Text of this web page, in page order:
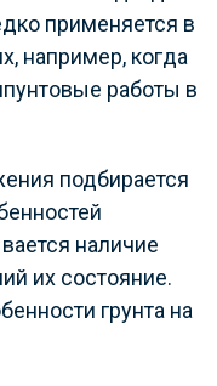
применяется в
например, когда
работы в
подбирается
наличие
их состояние.
грунта на